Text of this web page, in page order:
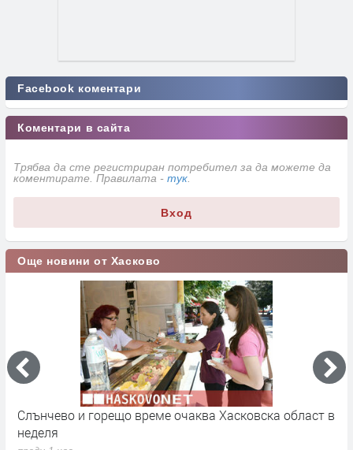
Facebook коментари
Коментари в сайта
Трябва да сте регистриран потребител за да можете да
коментирате. Правилата - тук
Вход
Още новини от Хасково
Слънчево и горещо време очаква Хасковска област в
неделя